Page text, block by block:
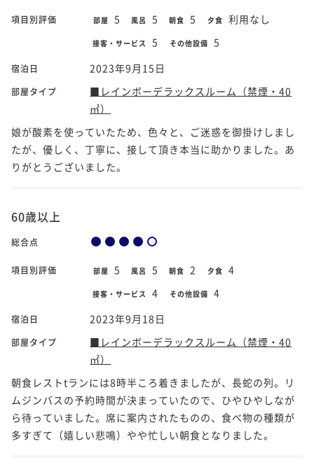
項目別評価 部屋 5 風呂 5 朝食 5 夕食 利用なし
接客・サービス 5 その他設備 5
宿泊日 2023年9月15日
部屋タイプ
■レインボーデラックスルーム（禁煙・40
㎡）
娘が酸素を使っていたため、色々と、ご迷惑を御掛けしまし
たが、優しく、丁寧に、接して頂き本当に助かりました。あ
りがとうございました。
60歳以上
総合点
項目別評価 部屋 5 風呂 5 朝食 2 夕食 4
接客・サービス 4 その他設備 4
宿泊日 2023年9月18日
部屋タイプ
■レインボーデラックスルーム（禁煙・40
㎡）
朝食レストtランには8時半ころ着きましたが、長蛇の列。リ
ムジンバスの予約時間が決まっていたので、ひやひやしなが
ら待っていました。席に案内されたものの、食べ物の種類が
多すぎて（嬉しい悲鳴）やや忙しい朝食となりました。